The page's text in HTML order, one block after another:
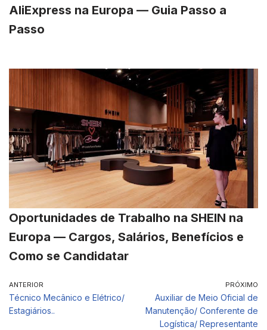
AliExpress na Europa — Guia Passo a
Passo
Oportunidades de Trabalho na SHEIN na
Europa — Cargos, Salários, Benefícios e
Como se Candidatar
ANTERIOR
Técnico Mecânico e Elétrico/
Estagiários..
PRÓXIMO
Auxiliar de Meio Oficial de
Manutenção/ Conferente de
Logística/ Representante